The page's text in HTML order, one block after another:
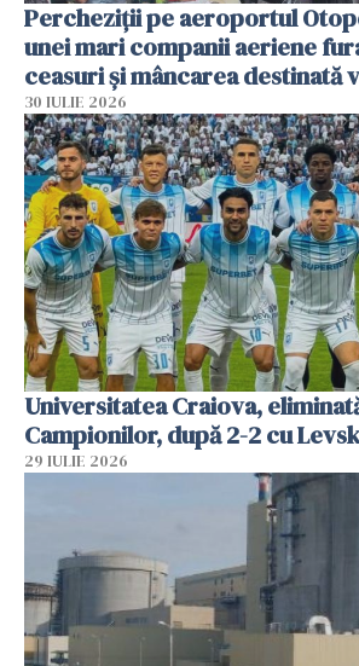
Percheziții pe aeroportul
unei mari companii aeriene
ceasuri și mâncarea destinată
30 IULIE 2026
Universitatea Craiova,
Campionilor, după 2-2 cu
29 IULIE 2026